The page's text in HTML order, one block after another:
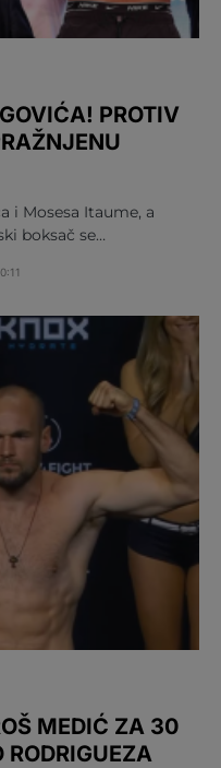
PROTIV
i Mosesa Itaume, a
boksač se…
MEDIĆ ZA 30
RODRIGUEZA